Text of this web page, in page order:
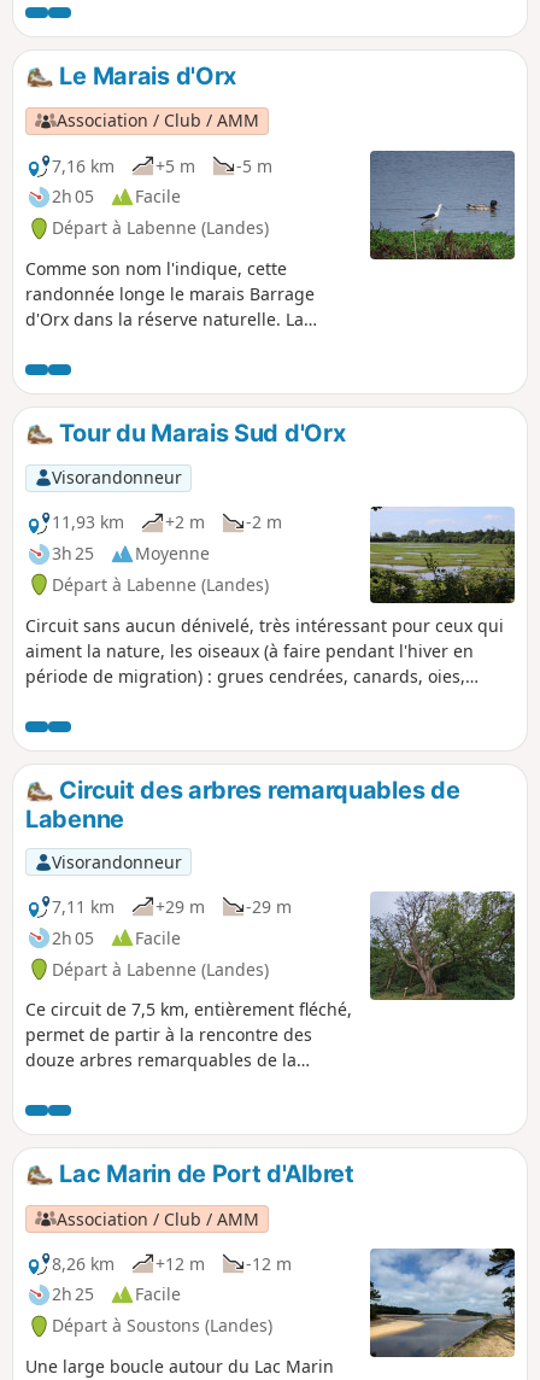
univers autrement plutôt plat.
Le Marais d'Orx
Association / Club / AMM
7,16 km
+5 m
-5 m
2h 05
Facile
Départ à Labenne (Landes)
Comme son nom l'indique, cette
randonnée longe le marais Barrage
d'Orx dans la réserve naturelle. La
marais barrage auprès duquel on se
promène et par le Marais Nord et le
Marais Central qui sont interdits au
public. Le Marais Burret, à l'Est, est
situé hors réserve naturelle.
Tour du Marais Sud d'Orx
Visorandonneur
11,93 km
+2 m
-2 m
3h 25
Moyenne
Départ à Labenne (Landes)
Circuit sans aucun dénivelé, très intéressant pour ceux qui
aiment la nature, les oiseaux (à faire pendant l'hiver en
période de migration) : grues cendrées, canards, oies,
Circuit des arbres remarquables de
Labenne
Visorandonneur
7,11 km
+29 m
-29 m
2h 05
Facile
Départ à Labenne (Landes)
Ce circuit de 7,5 km, entièrement fléché,
permet de partir à la rencontre des
douze arbres remarquables de la
Landes. Peupliers, chênes liège, et
différents types de pins dont certains
ont plus de 150 ans. Pour chaque arbre
remarquable, un panneau explicatif.
Cette balade permet aussi de
s'immerger dans la forêt landaise avec
ses pins, ses eucalyptus, ses chênes et
toute la végétation locale (arbousiers,
genêts, ajoncs,etc.). Au cours de cette
marche, vous passerez derrière le Zoo
de Labenne où vous apercevrez, peut-
Lac Marin de Port d'Albret
Association / Club / AMM
8,26 km
+12 m
-12 m
2h 25
Facile
Départ à Soustons (Landes)
Une large boucle autour du Lac Marin